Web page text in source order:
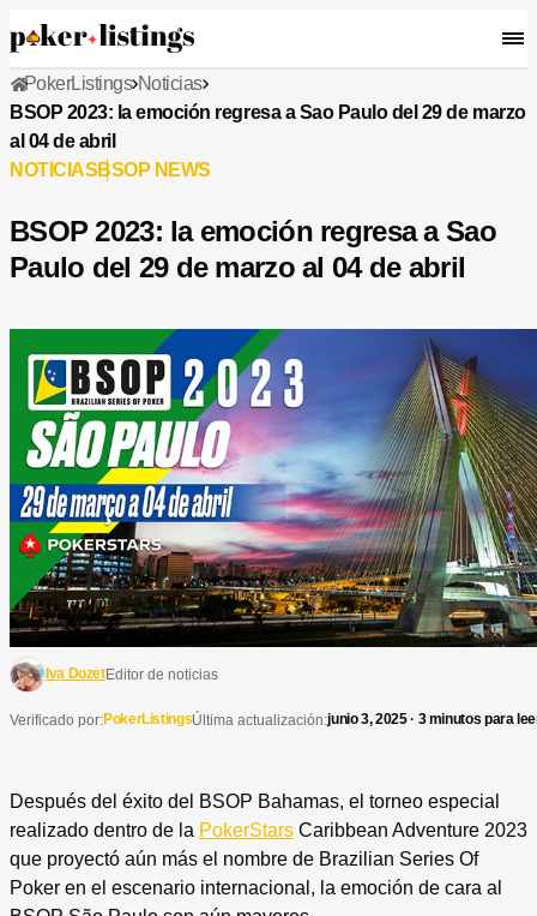
PokerListings Noticias
BSOP 2023: la emoción regresa a Sao Paulo del 29 de marzo
al 04 de abril
NOTICIASBSOP NEWS
BSOP 2023: la emoción regresa a Sao
Paulo del 29 de marzo al 04 de abril
Iva DozetEditor de noticias
Verificado por:PokerListingsÚltima actualización:junio 3, 2025 · 3 minutos para
Después del éxito del BSOP Bahamas, el torneo especial
realizado dentro de la PokerStars Caribbean Adventure 2023
que proyectó aún más el nombre de Brazilian Series Of
Poker en el escenario internacional, la emoción de cara al